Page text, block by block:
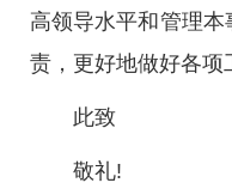
高领导水平和管理
责，更好地做好各项
此致
敬礼!